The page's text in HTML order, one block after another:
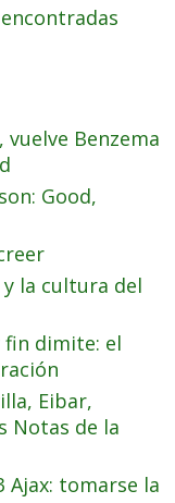
vuelve Benzema
Good,
y la cultura del
dimite: el
Eibar,
Notas de la
Ajax: tomarse la